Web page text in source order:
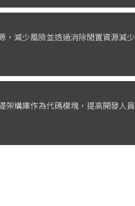
，減少風險並透過消除閒置資源減少
架構庫作為代碼模塊，提高開發人員